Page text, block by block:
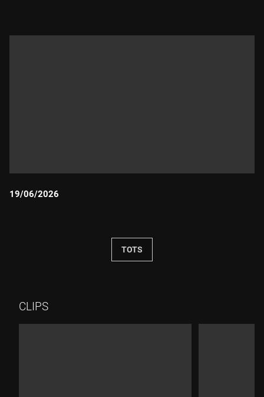
19/06/2026
TOTS
CLIPS